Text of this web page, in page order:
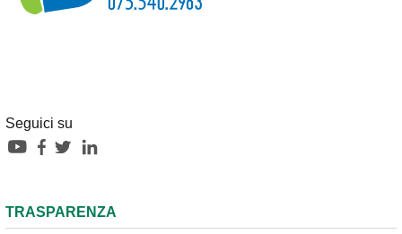
Seguici su
TRASPARENZA